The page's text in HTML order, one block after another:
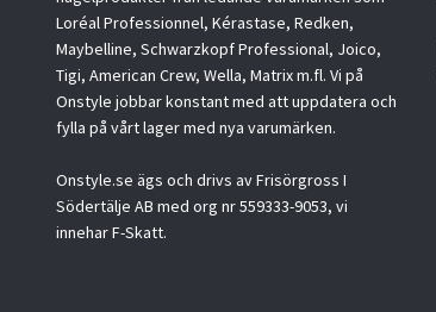
Loréal Professionnel, Kérastase, Redken,
Maybelline, Schwarzkopf Professional, Joico,
Tigi, American Crew, Wella, Matrix m.fl. Vi på
Onstyle jobbar konstant med att uppdatera och
fylla på vårt lager med nya varumärken.
Onstyle.se ägs och drivs av Frisörgross I
Södertälje AB med org nr 559333-9053, vi
innehar F-Skatt.